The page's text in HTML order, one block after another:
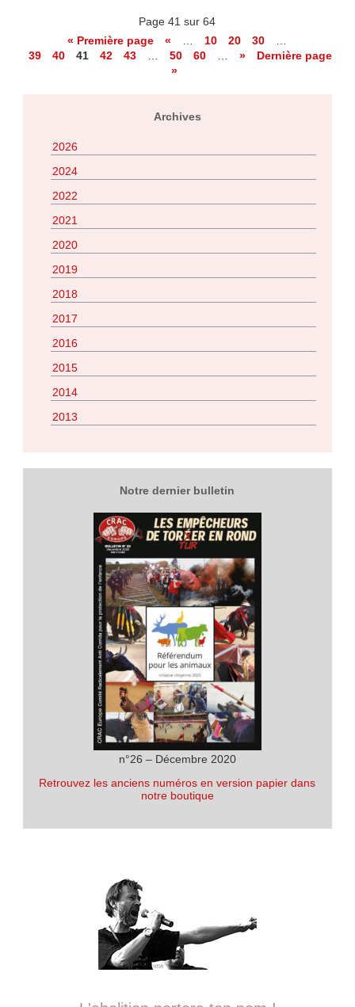
Page 41 sur 64
« Première page
« 10 20 30
39
40 41 42 43 50 60 »
Dernière page
»
Archives
2026
2024
2022
2021
2020
2019
2018
2017
2016
2015
2014
2013
Notre dernier bulletin
n°26 – Décembre 2020
Retrouvez les anciens numéros en version papier dans
notre boutique